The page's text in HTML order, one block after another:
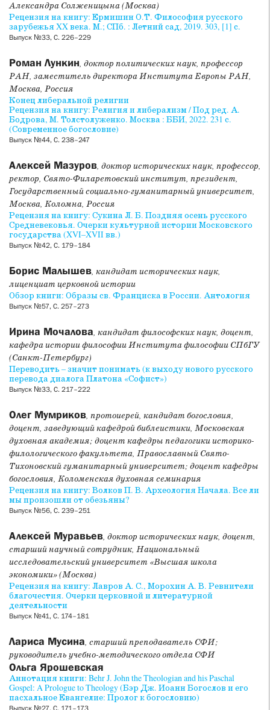
Александра Солженицына (Москва)
Рецензия на книгу: Ермишин О.Т. Философия русского
зарубежья XX века. М.; СПб. : Летний сад, 2019. 303, [1] с.
Выпуск №33, С. 226–229
Роман Лункин, доктор политических наук, профессор
РАН, заместитель директора Института Европы РАН,
Москва, Россия
Конец либеральной религии
Рецензия на книгу: Религия и либерализм / Под ред. А.
Бодрова, М. Толстолуженко. Москва : ББИ, 2022. 231 с.
(Современное богословие)
Выпуск №44, С. 238–247
Алексей Мазуров, доктор исторических наук, профессор,
ректор, Свято-Филаретовский институт, президент,
Государственный социально-гуманитарный университет,
Москва, Коломна, Россия
Рецензия на книгу: Сукина Л. Б. Поздняя осень русского
Средневековья. Очерки культурной истории Московского
государства (XVI–XVII вв.)
Выпуск №42, С. 179–184
Борис Малышев, кандидат исторических наук,
лиценциат церковной истории
Обзор книги: Образы св. Франциска в России. Антология
Выпуск №57, С. 257–273
Ирина Мочалова, кандидат философских наук, доцент,
кафедра истории философии Института философии СПбГУ
(Санкт-Петербург)
Переводить – значит понимать (к выходу нового русского
перевода диалога Платона «Софист»)
Выпуск №33, С. 217–222
Олег Мумриков, протоиерей, кандидат богословия,
доцент, заведующий кафедрой библеистики, Московская
духовная академия; доцент кафедры педагогики историко-
филологического факультета, Православный Свято-
Тихоновский гуманитарный университет; доцент кафедры
богословия, Коломенская духовная семинария
Рецензия на книгу: Волков П. В. Археология Начала. Все ли
мы произошли от обезьяны?
Выпуск №56, С. 239–251
Алексей Муравьев, доктор исторических наук, доцент,
старший научный сотрудник, Национальный
исследовательский университет «Высшая школа
экономики» (Москва)
Рецензия на книгу: Лавров А. С., Морохин А. В. Ревнители
благочестия. Очерки церковной и литературной
деятельности
Выпуск №41, С. 174–181
Лариса Мусина, старший преподаватель СФИ;
руководитель учебно-методического отдела СФИ
Ольга Ярошевская
Аннотация книги: Behr J. John the Theologian and his Paschal
Gospel: A Prologue to Theology (Бэр Дж. Иоанн Богослов и его
пасхальное Евангелие: Пролог к богословию)
Выпуск №27, С. 171–173